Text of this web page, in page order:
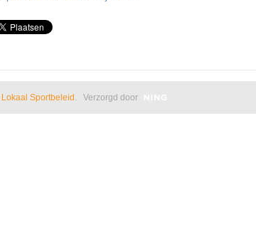
Lokaal Sportbeleid . Verzorgd door